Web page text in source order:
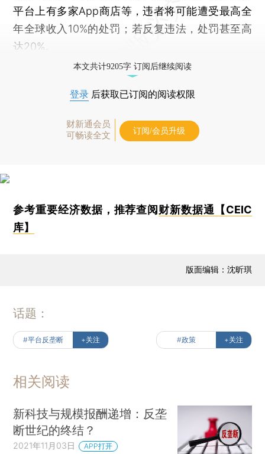
平台上有多家App商店等，违者将可能遭受最高全
年全球收入10%的处罚；若反复违法，处罚甚至高
达20%。
本文共计9205字 订阅后继续阅读
登录 后获取已订阅的阅读权限
财新通会员
可畅读全文
订阅/会员升级
参考重要经济数据，推荐查阅 财新数据通【CEIC
库】
版面编辑：沈昕琪
话题：
#平台反垄断 +关注 #政策 +关注
相关阅读
新科技与规模报酬递增：反垄
断世纪的终结？
2021年11月03日 APP打开